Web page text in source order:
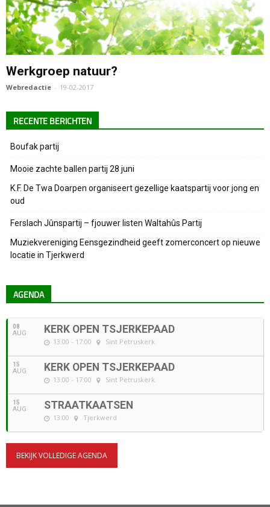
Werkgroep natuur?
Webredactie - 19-02-2017
RECENTE BERICHTEN
Boufak partij
Mooie zachte ballen partij 28 juni
K.F. De Twa Doarpen organiseert gezellige kaatspartij voor jong en
oud
Ferslach Jûnspartij – fjouwer listen Waltahûs Partij
Muziekvereniging Eensgezindheid geeft zomerconcert op nieuwe
locatie in Tjerkwerd
AGENDA
08
AUG KERK OPEN TSJERKEPAAD
13:00 - 17:00 Sint Petruskerk
15
AUG KERK OPEN TSJERKEPAAD
13:00 - 17:00 Sint Petruskerk
15
AUG STRAATKAATSEN
13:00 Tjerkwerd
BEKIJK VOLLEDIGE AGENDA